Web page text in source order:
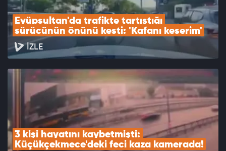
Eyüpsultan'da trafikte tartıştığı
sürücünün önünü kesti: 'Kafanı keserim'
İZLE
3 kişi hayatını kaybetmişti:
Küçükçekmece'deki feci kaza kamerada!